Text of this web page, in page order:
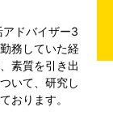
ドバイザー3
務していた経
素質を引き出
いて、研究し
おります。